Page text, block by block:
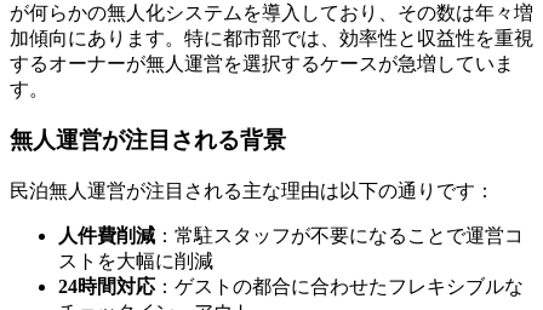
が何らかの無人化システムを導入しており、その数は年々増
加傾向にあります。特に都市部では、効率性と収益性を重視
するオーナーが無人運営を選択するケースが急増していま
す。
無人運営が注目される背景
民泊無人運営が注目される主な理由は以下の通りです：
人件費削減 ：常駐スタッフが不要になることで運営コ
ストを大幅に削減
24時間対応 ：ゲストの都合に合わせたフレキシブルな